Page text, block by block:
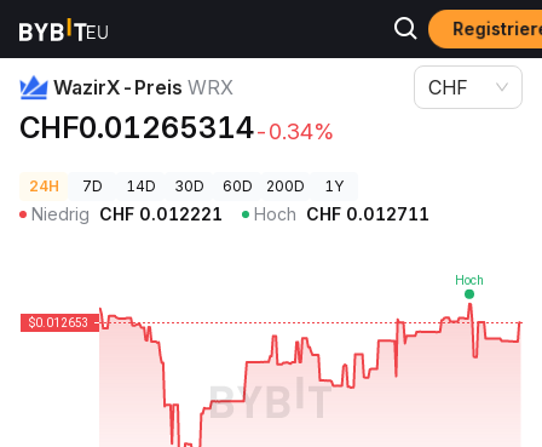
Krypto-Preise
WazirX-Preis WRX
CHF0.01265314-0.34%
CHF
24H 7D 14D 30D 60D 200D 1Y
Niedrig CHF 0.012221 Hoch CHF 0.012711